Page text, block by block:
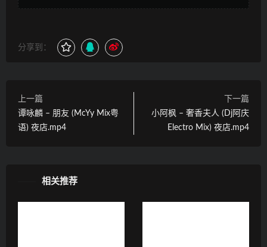
分享到：
上一篇
谭咏麟 – 朋友 (McYy Mix粤
语) 夜店.mp4
下一篇
小阿枫 – 奢香夫人 (Dj阿庆
Electro Mix) 夜店.mp4
相关推荐